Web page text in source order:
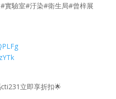
實驗室#汙染#衛生局#曾梓展
立即享折扣🌟